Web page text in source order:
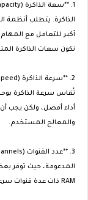
الذاكرة. يتطلب أنظمة
أكبر للتعامل مع
تكون سعات الذاكرة
والمعالج المستخدم.
المدعومة، حيث توفر بعض
RAM ذات عدة قنوات سرعة نقل بيانات أعلى وتحسين أداء النظام.